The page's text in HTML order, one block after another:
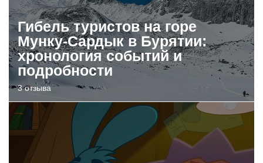
Гибель туристов на горе
Мунку-Сардык в Бурятии:
хронология событий и
подробности
3 отзыва